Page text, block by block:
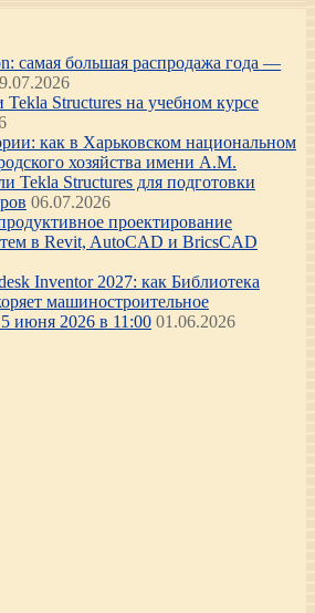
самая большая распродажа года —
Tekla Structures на учебном курсе
как в Харьковском национальном
хозяйства имени А.М.
Tekla Structures для подготовки
06.07.2026
проектирование
в Revit, AutoCAD и BricsCAD
Inventor 2027: как Библиотека
машиностроительное
июня 2026 в 11:00 01.06.2026